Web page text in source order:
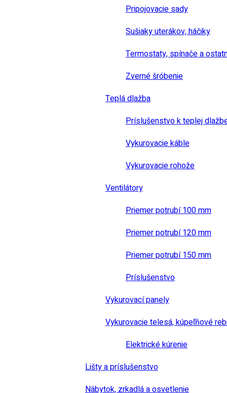
Pripojovacie sady
Sušiaky uterákov, háčiky
Termostaty, spínače a
Zverné šróbenie
Teplá dlažba
Príslušenstvo k teplej
Vykurovacie káble
Vykurovacie rohože
Ventilátory
Priemer potrubí 100 mm
Priemer potrubí 120 mm
Priemer potrubí 150 mm
Príslušenstvo
Vykurovací panely
Vykurovacie telesá, kúpeľňové
Elektrické kúrenie
Lišty a príslušenstvo
Nábytok, zrkadlá a osvetlenie